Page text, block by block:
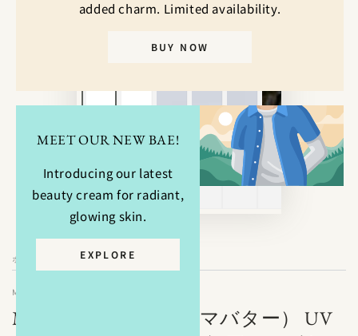
added charm. Limited availability.
BUY NOW
MEET OUR NEW BAE!
Introducing our latest
beauty cream for radiant,
glowing skin.
EXPLORE
ホーム
MAMA BUTTER（ママバター）
MAMA BUTTER（ママバター） UV